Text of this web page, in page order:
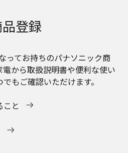
登録
ってお持ちのパナソニック商
から取扱説明書や便利な使い
もご確認いただけます。
こと